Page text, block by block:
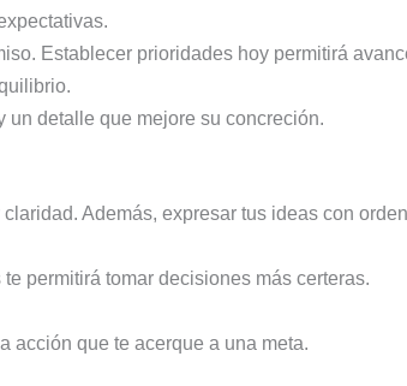
Establecer prioridades hoy permitirá
detalle que mejore su concreción.
Además, expresar tus ideas con
permitirá tomar decisiones más certeras.
acción que te acerque a una meta.